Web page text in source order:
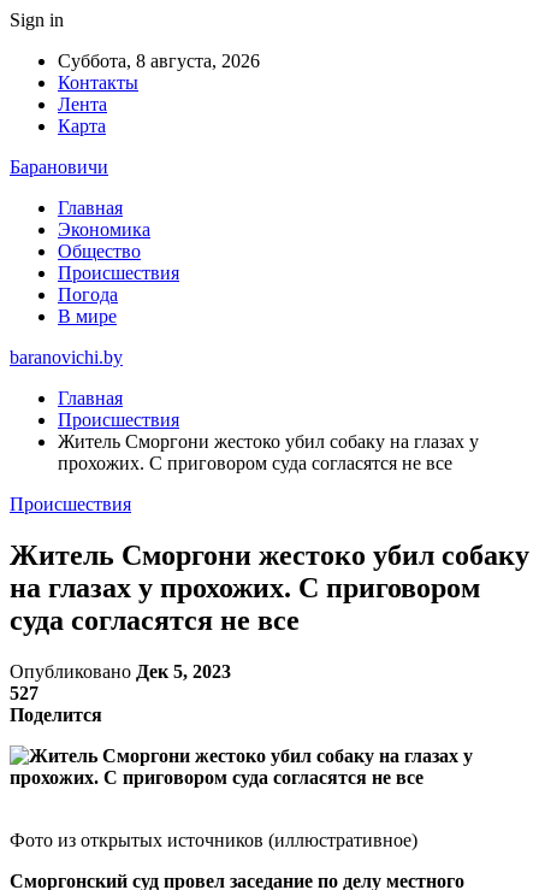
Sign in
Суббота, 8 августа, 2026
Контакты
Лента
Карта
Барановичи
Главная
Экономика
Общество
Происшествия
Погода
В мире
baranovichi.by
Главная
Происшествия
Житель Сморгони жестоко убил собаку на глазах у
прохожих. С приговором суда согласятся не все
Происшествия
Житель Сморгони жестоко убил собаку
на глазах у прохожих. С приговором
суда согласятся не все
Опубликовано Дек 5, 2023
527
Поделится
Фото из открытых источников (иллюстративное)
Сморгонский суд провел заседание по делу местного